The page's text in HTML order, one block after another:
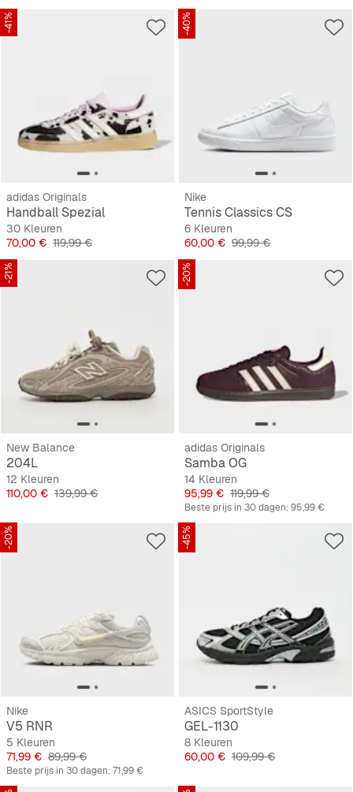
-41%
adidas Originals
Handball Spezial
30 Kleuren
Prijs
70,00 € Originele Prijs
119,99 €
-40%
Nike
Tennis Classics CS
6 Kleuren
Prijs
60,00 € Originele Prijs
99,99 €
-21%
New Balance
204L
12 Kleuren
Prijs
110,00 € Originele Prijs
139,99 €
-20%
adidas Originals
Samba OG
14 Kleuren
Prijs
95,99 € Originele Prijs
119,99 €
Beste prijs in 30 dagen:95,99 €
-20%
Nike
V5 RNR
5 Kleuren
Prijs
71,99 € Originele Prijs
89,99 €
Beste prijs in 30 dagen:71,99 €
-45%
ASICS SportStyle
GEL-1130
8 Kleuren
Prijs
60,00 € Originele Prijs
109,99 €